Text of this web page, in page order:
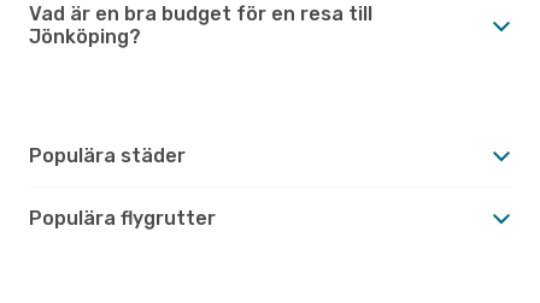
Vad är en bra budget för en resa till
Jönköping?
Populära städer
Populära flygrutter